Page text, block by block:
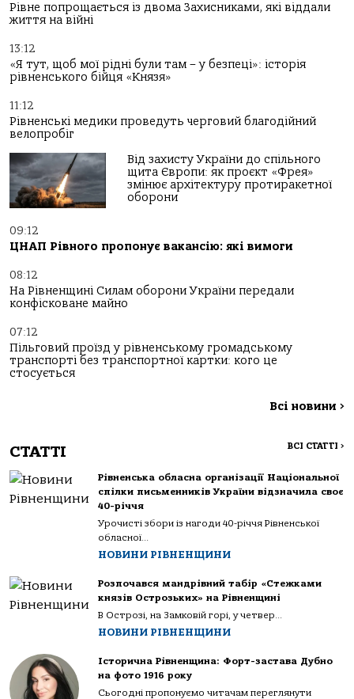
Рівне попрощається із двома Захисниками, які віддали
життя на війні
13:12
«Я тут, щоб мої рідні були там – у безпеці»: історія
рівненського бійця «Князя»
11:12
Рівненські медики проведуть черговий благодійний
велопробіг
Від захисту України до спільного
щита Європи: як проєкт «Фрея»
змінює архітектуру протиракетної
оборони
09:12
ЦНАП Рівного пропонує вакансію: які вимоги
08:12
На Рівненщині Силам оборони України передали
конфісковане майно
07:12
Пільговий проїзд у рівненському громадському
транспорті без транспортної картки: кого це
стосується
Всі новини >
СТАТТІ ВСІ СТАТТІ >
Рівненська обласна організації Національної
спілки письменників України відзначила своє
40-річчя
Урочисті збори із нагоди 40-річчя Рівненської
обласної...
НОВИНИ РІВНЕНЩИНИ
Розпочався мандрівний табір «Стежками
князів Острозьких» на Рівненщині
В Острозі, на Замковій горі, у четвер...
НОВИНИ РІВНЕНЩИНИ
Історична Рівненщина: Форт-застава Дубно
на фото 1916 року
Сьогодні пропонуємо читачам переглянути